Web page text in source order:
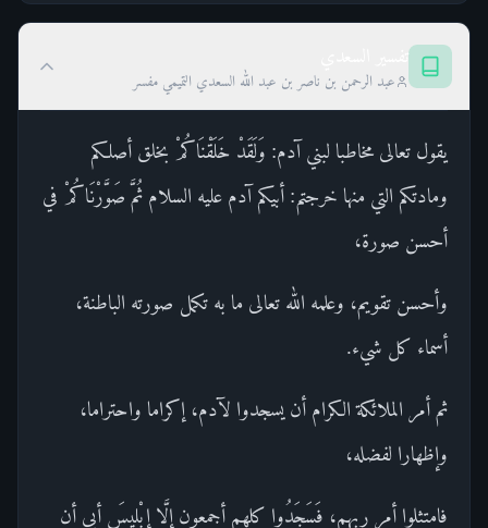
عبد الرحمن بن ناصر بن عبد الله السعدي التميمي مفسر
يقول تعالى مخاطبا لبني آدم: وَلَقَدْ خَلَقْنَاكُمْ بخلق أصلكم
ومادتكم التي منها خرجتم: أبيكم آدم عليه السلام ثُمَّ صَوَّرْنَاكُمْ في
أحسن صورة،
وأحسن تقويم، وعلمه الله تعالى ما به تكمل صورته الباطنة،
أسماء كل شيء.
ثم أمر الملائكة الكرام أن يسجدوا لآدم، إكراما واحتراما،
وإظهارا لفضله،
فامتثلوا أمر ربهم، فَسَجَدُوا كلهم أجمعون إِلَّا إِبْلِيسَ أبى أن